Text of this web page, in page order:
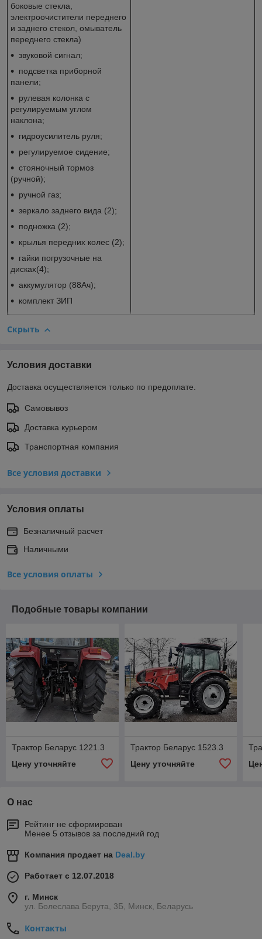
боковые стекла,
электроочистители переднего
и заднего стекол, омыватель
переднего стекла)
звуковой сигнал;
подсветка приборной
панели;
рулевая колонка с
регулируемым углом
наклона;
гидроусилитель руля;
регулируемое сидение;
стояночный тормоз
(ручной);
ручной газ;
зеркало заднего вида (2);
подножка (2);
крылья передних колес (2);
гайки погрузочные на
дисках(4);
аккумулятор (88Ач);
комплект ЗИП
Скрыть
Условия доставки
Доставка осуществляется только по предоплате.
Самовывоз
Доставка курьером
Транспортная компания
Все условия доставки
Условия оплаты
Безналичный расчет
Наличными
Все условия оплаты
Подобные товары компании
Трактор Беларус 1221.3
Цену уточняйте
Трактор Беларус 1523.3
Цену уточняйте
О нас
Рейтинг не сформирован
Менее 5 отзывов за последний год
Компания продает на Deal.by
Работает с 12.07.2018
г. Минск
ул. Болеслава Берута, 3Б, Минск, Беларусь
Контакты